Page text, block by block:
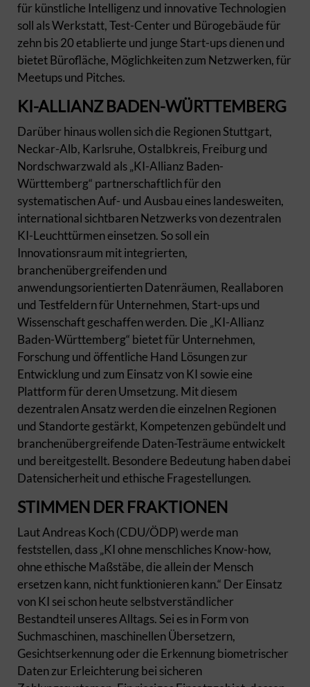
für künstliche Intelligenz und innovative Technologien
soll als Werkstatt, Test-Center und Bürogebäude für
zehn bis 20 etablierte und junge Start-ups dienen und
bietet Bürofläche, Möglichkeiten zum Netzwerken, für
Meetups und Pitches.
KI-ALLIANZ BADEN-WÜRTTEMBERG
Darüber hinaus wollen sich die Regionen Stuttgart,
Neckar-Alb, Karlsruhe, Ostalbkreis, Freiburg und
Nordschwarzwald als „KI-Allianz Baden-
Württemberg“ partnerschaftlich für den
systematischen Auf- und Ausbau eines landesweiten,
international sichtbaren Netzwerks von dezentralen
KI-Leuchttürmen einsetzen. So soll ein
Innovationsraum mit integrierten,
branchenübergreifenden und
anwendungsorientierten Datenräumen, Reallaboren
und Testfeldern für Unternehmen, Start-ups und
Wissenschaft geschaffen werden. Die „KI-Allianz
Baden-Württemberg“ bietet für Unternehmen,
Forschung und öffentliche Hand Lösungen zur
Entwicklung und zum Einsatz von KI sowie eine
Plattform für deren Umsetzung. Mit diesem
dezentralen Ansatz werden die einzelnen Regionen
und Standorte gestärkt, Kompetenzen gebündelt und
branchenübergreifende Daten-Testräume entwickelt
und bereitgestellt. Besondere Bedeutung haben dabei
Datensicherheit und ethische Fragestellungen.
STIMMEN DER FRAKTIONEN
Laut Andreas Koch (CDU/ÖDP) werde man
feststellen, dass „KI ohne menschliches Know-how,
ohne ethische Maßstäbe, die allein der Mensch
ersetzen kann, nicht funktionieren kann.“ Der Einsatz
von KI sei schon heute selbstverständlicher
Bestandteil unseres Alltags. Sei es in Form von
Suchmaschinen, maschinellen Übersetzern,
Gesichtserkennung oder die Erkennung biometrischer
Daten zur Erleichterung bei sicheren